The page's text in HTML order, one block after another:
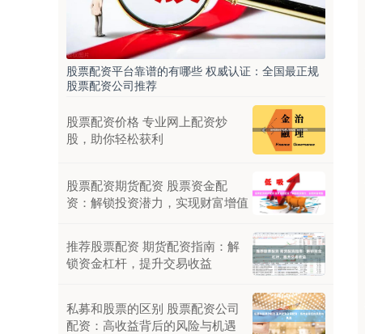
股票配资平台靠谱的有哪些 权威认证：全国最正规
股票配资公司推荐
股票配资价格 专业网上配资炒
股，助你轻松获利
股票配资期货配资 股票资金配
资：解锁投资潜力，实现财富增值
推荐股票配资 期货配资指南：解
锁资金杠杆，提升交易收益
私募和股票的区别 股票配资公司
配资：高收益背后的风险与机遇